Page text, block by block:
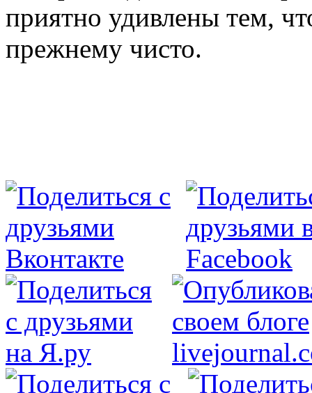
приятно удивлены тем,
прежнему чисто.